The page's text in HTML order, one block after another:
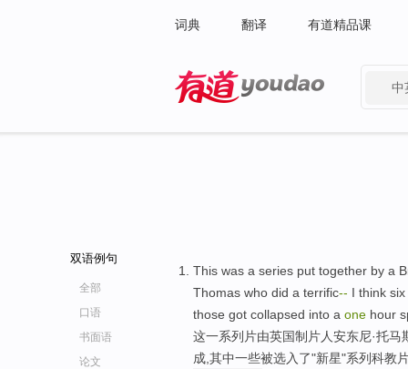
词典 翻译 有道精品课
中
双语例句
全部
口语
书面语
论文
This was a series put together by a
Thomas who did a terrific-- I think
those got collapsed into a one hour
这一系列片由英国制片人安东尼·托
成,其中一些被选入了"新星"系列科教